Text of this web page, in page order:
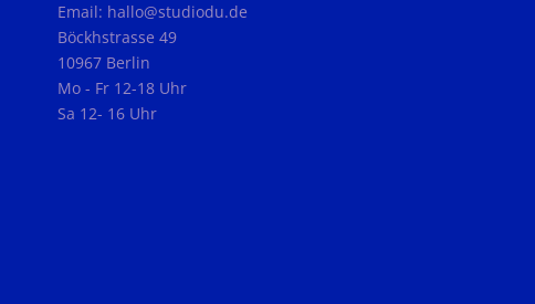
Email: hallo@studiodu.de
Böckhstrasse 49
10967 Berlin
Mo - Fr 12-18 Uhr
Sa 12- 16 Uhr